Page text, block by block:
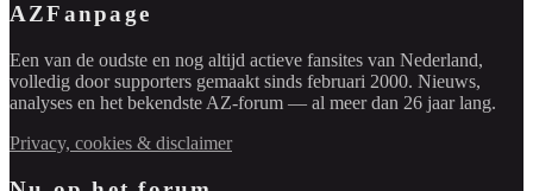
AZFanpage
Een van de oudste en nog altijd actieve fansites van Nederland,
volledig door supporters gemaakt sinds februari 2000. Nieuws,
analyses en het bekendste AZ-forum — al meer dan 26 jaar lang.
Privacy, cookies & disclaimer